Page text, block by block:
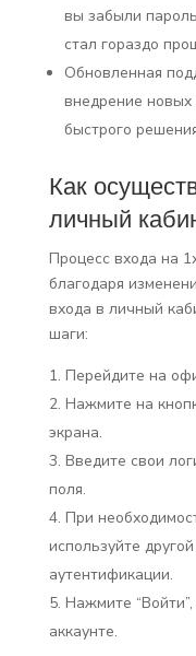
вы забыли
стал гораздо
Обновленная
внедрение
быстрого
Как
личный
Процесс входа на
благодаря
входа в личный
шаги:
Перейдите на
Нажмите на
экрана.
Введите свои
поля.
При
используйте
аутентификации.
Нажмите
аккаунте.